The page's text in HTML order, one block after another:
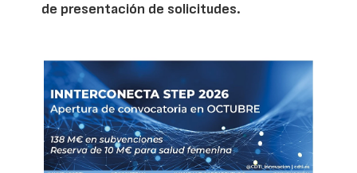
de presentación de solicitudes.